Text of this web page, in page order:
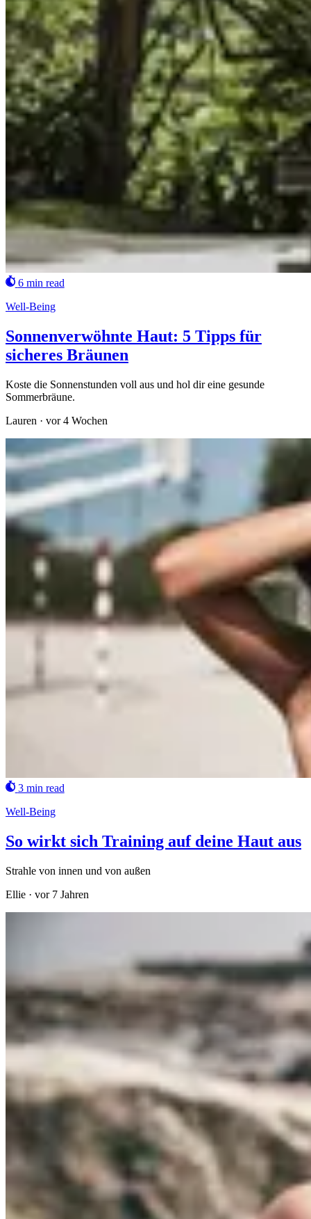
6 min read
Well-Being
Sonnenverwöhnte Haut: 5 Tipps für
sicheres Bräunen
Koste die Sonnenstunden voll aus und hol dir eine gesunde
Sommerbräune.
Lauren · vor 4 Wochen
3 min read
Well-Being
So wirkt sich Training auf deine Haut aus
Strahle von innen und von außen
Ellie · vor 7 Jahren